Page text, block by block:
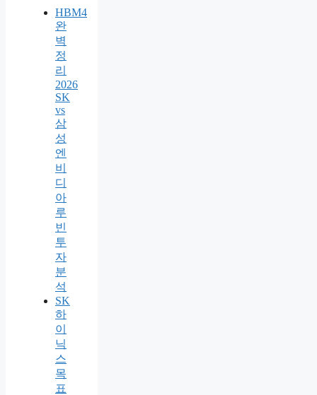
HBM4
완
벽
정
리
2026
SK
vs
삼
성
엔
비
디
아
루
빈
투
자
분
석
SK
하
이
닉
스
목
표